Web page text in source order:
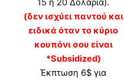
15 ή 20 Δολάρια).
(δεν ισχύει παντού και
ειδικά όταν το κύριο
κουπόνι σου είναι
*Subsidized)
Έκπτωση 6$ για